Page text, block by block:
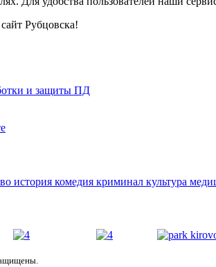
Рубцовска!
и защиты ПД
история комедия криминал культура